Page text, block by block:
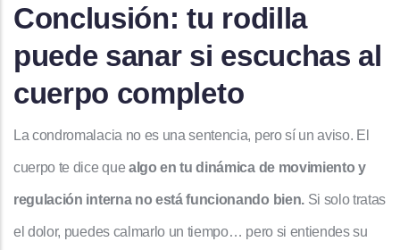
Conclusión: tu rodilla
puede sanar si escuchas al
cuerpo completo
La condromalacia no es una sentencia, pero sí un aviso. El
cuerpo te dice que algo en tu dinámica de movimiento y
regulación interna no está funcionando bien.Si solo tratas
el dolor, puedes calmarlo un tiempo… pero si entiendes su